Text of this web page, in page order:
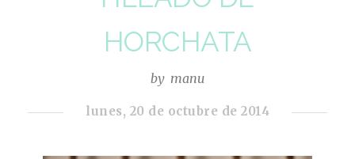
HORCHATA
by manu
lunes, 20 de octubre de 2014